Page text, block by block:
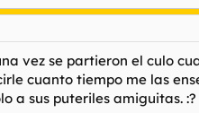
vez se partieron el culo
cuanto tiempo me las
a sus puteriles amiguitas. :?